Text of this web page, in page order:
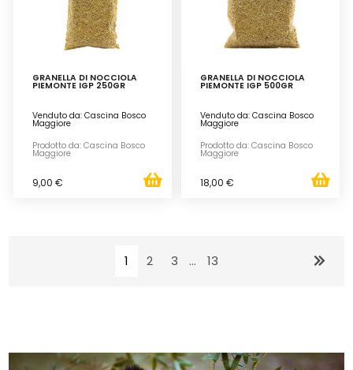
GRANELLA DI NOCCIOLA
PIEMONTE IGP 250GR
Venduto da: Cascina Bosco
Maggiore
Prodotto da: Cascina Bosco
Maggiore
9,00 €
GRANELLA DI NOCCIOLA
PIEMONTE IGP 500GR
Venduto da: Cascina Bosco
Maggiore
Prodotto da: Cascina Bosco
Maggiore
18,00 €
1 2 3 ... 13